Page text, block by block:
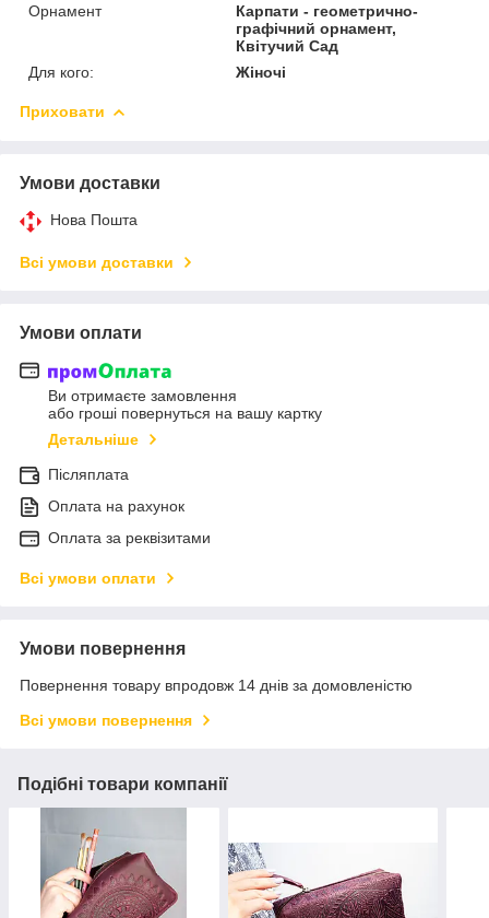
Орнамент
Карпати - геометрично-
графічний орнамент,
Квітучий Сад
Для кого:
Жіночі
Приховати
Умови доставки
Нова Пошта
Всі умови доставки
Умови оплати
Ви отримаєте замовлення
або гроші повернуться на вашу картку
Детальніше
Післяплата
Оплата на рахунок
Оплата за реквізитами
Всі умови оплати
Умови повернення
Повернення товару впродовж 14 днів за домовленістю
Всі умови повернення
Подібні товари компанії